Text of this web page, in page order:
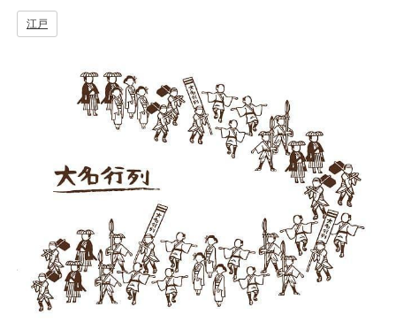
江戸